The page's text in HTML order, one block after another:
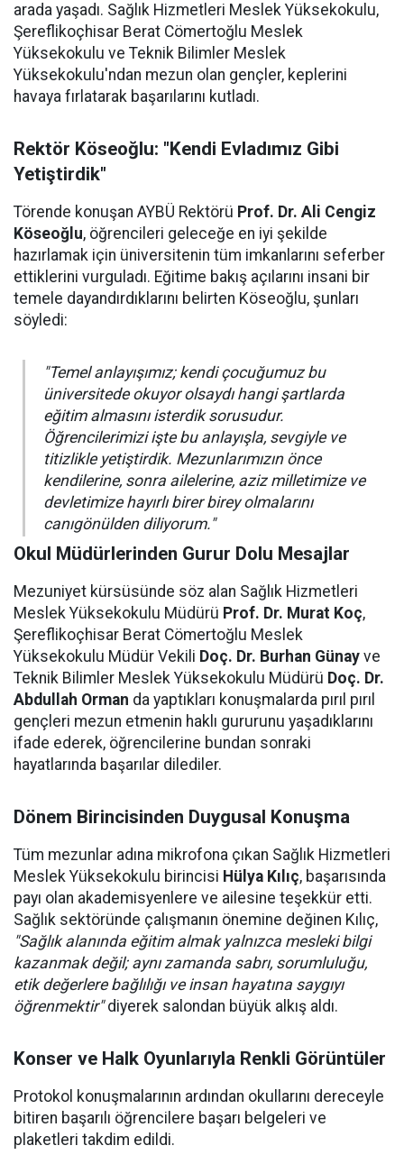
arada yaşadı. Sağlık Hizmetleri Meslek Yüksekokulu,
Şereflikoçhisar Berat Cömertoğlu Meslek
Yüksekokulu ve Teknik Bilimler Meslek
Yüksekokulu'ndan mezun olan gençler, keplerini
havaya fırlatarak başarılarını kutladı.
Rektör Köseoğlu: "Kendi Evladımız Gibi
Yetiştirdik"
Törende konuşan AYBÜ Rektörü Prof. Dr. Ali Cengiz
Köseoğlu, öğrencileri geleceğe en iyi şekilde
hazırlamak için üniversitenin tüm imkanlarını seferber
ettiklerini vurguladı. Eğitime bakış açılarını insani bir
temele dayandırdıklarını belirten Köseoğlu, şunları
söyledi:
"Temel anlayışımız; kendi çocuğumuz bu
üniversitede okuyor olsaydı hangi şartlarda
eğitim almasını isterdik sorusudur.
Öğrencilerimizi işte bu anlayışla, sevgiyle ve
titizlikle yetiştirdik. Mezunlarımızın önce
kendilerine, sonra ailelerine, aziz milletimize ve
devletimize hayırlı birer birey olmalarını
canıgönülden diliyorum."
Okul Müdürlerinden Gurur Dolu Mesajlar
Mezuniyet kürsüsünde söz alan Sağlık Hizmetleri
Meslek Yüksekokulu Müdürü Prof. Dr. Murat Koç,
Şereflikoçhisar Berat Cömertoğlu Meslek
Yüksekokulu Müdür Vekili Doç. Dr. Burhan Günay ve
Teknik Bilimler Meslek Yüksekokulu Müdürü Doç. Dr.
Abdullah Orman da yaptıkları konuşmalarda pırıl pırıl
gençleri mezun etmenin haklı gururunu yaşadıklarını
ifade ederek, öğrencilerine bundan sonraki
hayatlarında başarılar dilediler.
Dönem Birincisinden Duygusal Konuşma
Tüm mezunlar adına mikrofona çıkan Sağlık Hizmetleri
Meslek Yüksekokulu birincisi Hülya Kılıç, başarısında
payı olan akademisyenlere ve ailesine teşekkür etti.
Sağlık sektöründe çalışmanın önemine değinen Kılıç,
"Sağlık alanında eğitim almak yalnızca mesleki bilgi
kazanmak değil; aynı zamanda sabrı, sorumluluğu,
etik değerlere bağlılığı ve insan hayatına saygıyı
öğrenmektir"diyerek salondan büyük alkış aldı.
Konser ve Halk Oyunlarıyla Renkli Görüntüler
Protokol konuşmalarının ardından okullarını dereceyle
bitiren başarılı öğrencilere başarı belgeleri ve
plaketleri takdim edildi.